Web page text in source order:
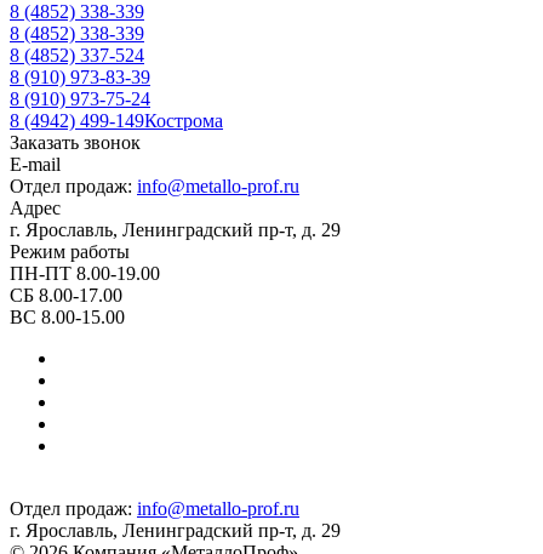
8 (4852) 338-339
8 (4852) 338-339
8 (4852) 337-524
8 (910) 973-83-39
8 (910) 973-75-24
8 (4942) 499-149Кострома
Заказать звонок
E-mail
Отдел продаж: info@metallo-prof.ru
Адрес
г. Ярославль, Ленинградский пр-т, д. 29
Режим работы
ПН-ПТ 8.00-19.00
СБ 8.00-17.00
ВС 8.00-15.00
Отдел продаж: info@metallo-prof.ru
г. Ярославль, Ленинградский пр-т, д. 29